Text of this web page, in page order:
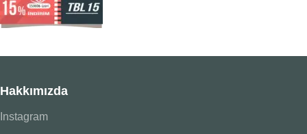
Hakkımızda
Instagram